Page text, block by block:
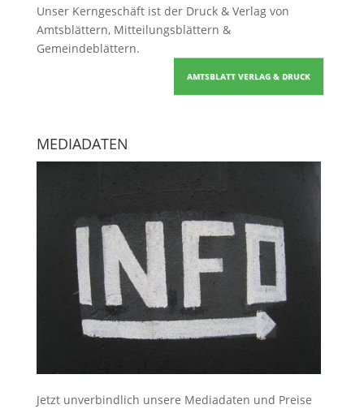
Unser Kerngeschäft ist der Druck & Verlag von
Amtsblättern, Mitteilungsblättern &
Gemeindeblättern.
AMTSBLATT VERLAG & DRUCK
MEDIADATEN
Jetzt unverbindlich unsere Mediadaten und Preise